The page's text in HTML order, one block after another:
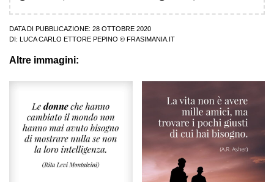
DATA DI PUBBLICAZIONE: 28 OTTOBRE 2020
DI:
LUCA CARLO ETTORE PEPINO © FRASIMANIA.IT
Altre immagini: